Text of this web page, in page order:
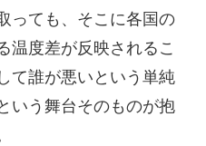
っても、そこに各国の
温度差が反映されるこ
て誰が悪いという単純
いう舞台そのものが抱